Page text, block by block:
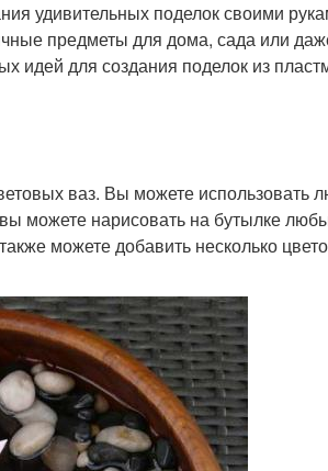
удивительных поделок своими
предметы для дома, сада или
идей для создания поделок из
ваз. Вы можете использовать
можете нарисовать на бутылке
можете добавить несколько